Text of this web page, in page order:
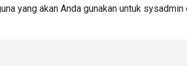
yang akan Anda gunakan untuk sysadmin